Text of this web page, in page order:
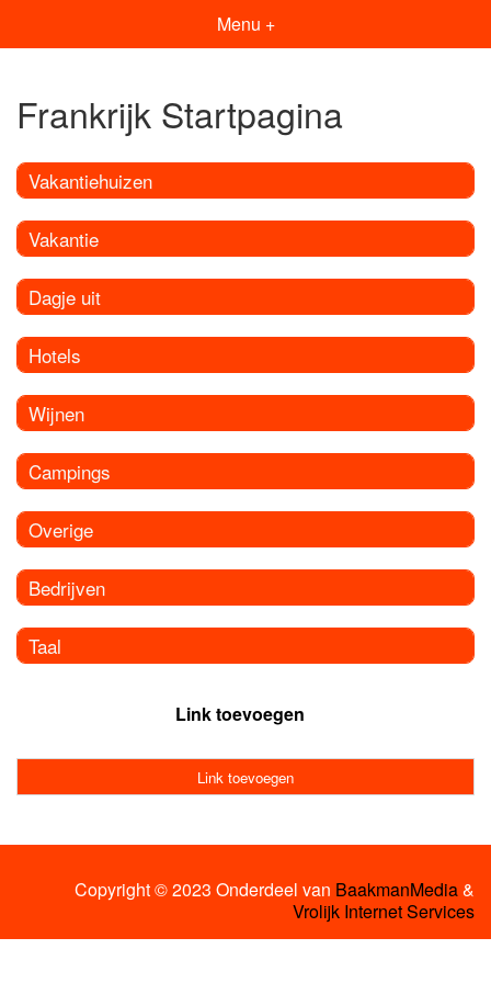
Menu +
Frankrijk Startpagina
Vakantiehuizen
Vakantie
Dagje uit
Hotels
Wijnen
Campings
Overige
Bedrijven
Taal
Link toevoegen
Link toevoegen
Copyright © 2023 Onderdeel van BaakmanMedia&
Vrolijk Internet Services